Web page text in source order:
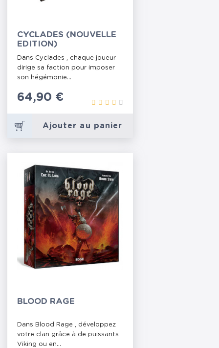
CYCLADES (NOUVELLE
EDITION)
Dans Cyclades , chaque joueur
dirige sa faction pour imposer
son hégémonie...
Prix
64,90 €
Ajouter au panier
BLOOD RAGE
Dans Blood Rage , développez
votre clan grâce à de puissants
Viking ou en...